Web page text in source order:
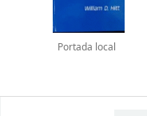
Portada local